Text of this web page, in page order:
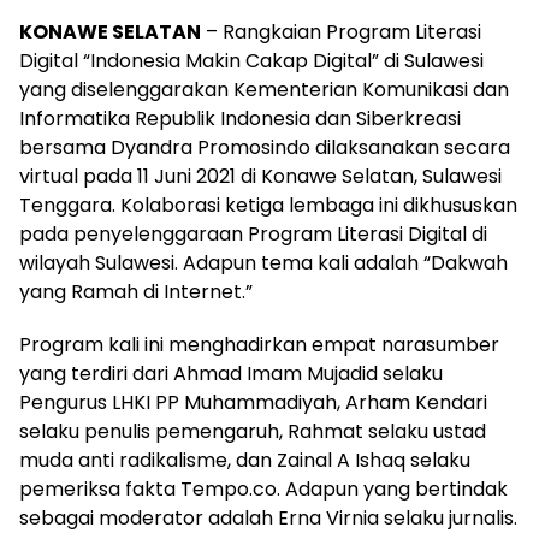
KONAWE SELATAN – Rangkaian Program Literasi
Digital “Indonesia Makin Cakap Digital” di Sulawesi
yang diselenggarakan Kementerian Komunikasi dan
Informatika Republik Indonesia dan Siberkreasi
bersama Dyandra Promosindo dilaksanakan secara
virtual pada 11 Juni 2021 di Konawe Selatan, Sulawesi
Tenggara. Kolaborasi ketiga lembaga ini dikhususkan
pada penyelenggaraan Program Literasi Digital di
wilayah Sulawesi. Adapun tema kali adalah “Dakwah
yang Ramah di Internet.”
Program kali ini menghadirkan empat narasumber
yang terdiri dari Ahmad Imam Mujadid selaku
Pengurus LHKI PP Muhammadiyah, Arham Kendari
selaku penulis pemengaruh, Rahmat selaku ustad
muda anti radikalisme, dan Zainal A Ishaq selaku
pemeriksa fakta Tempo.co. Adapun yang bertindak
sebagai moderator adalah Erna Virnia selaku jurnalis.